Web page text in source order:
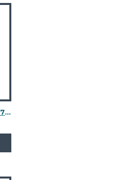
Муфта прямая Gebo (270-4V) 1/2 ВР(г) х 1/2 ВР(г) чугунная оцинкованная